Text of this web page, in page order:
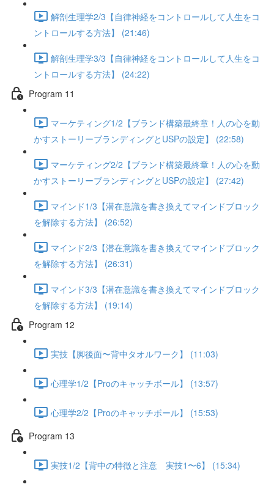
解剖生理学2/3【自律神経をコントロールして人生をコ
ントロールする方法】 (21:46)
解剖生理学3/3【自律神経をコントロールして人生をコ
ントロールする方法】 (24:22)
Program 11
マーケティング1/2【ブランド構築最終章！人の心を動
かすストーリーブランディングとUSPの設定】 (22:58)
マーケティング2/2【ブランド構築最終章！人の心を動
かすストーリーブランディングとUSPの設定】 (27:42)
マインド1/3【潜在意識を書き換えてマインドブロック
を解除する方法】 (26:52)
マインド2/3【潜在意識を書き換えてマインドブロック
を解除する方法】 (26:31)
マインド3/3【潜在意識を書き換えてマインドブロック
を解除する方法】 (19:14)
Program 12
実技【脚後面〜背中タオルワーク】 (11:03)
心理学1/2【Proのキャッチボール】 (13:57)
心理学2/2【Proのキャッチボール】 (15:53)
Program 13
実技1/2【背中の特徴と注意 実技1〜6】 (15:34)